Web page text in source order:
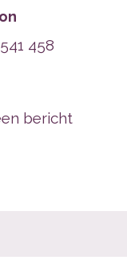
458
bericht